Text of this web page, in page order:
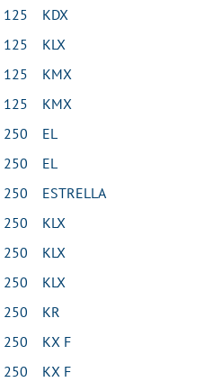
125 KDX
125 KLX
125 KMX
125 KMX
250 EL
250 EL
ESTRELLA
250 KLX
250 KLX
250 KLX
250 KR
250 KX F
250 KX F